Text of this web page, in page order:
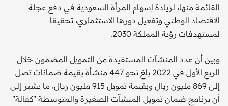
القائمة منها، لزيادة إسهام المرأة السعودية في دفع عجلة
الاقتصاد الوطني وتفعيل دورها الاستثماري، تحقيقا
لمستهدفات رؤية المملكة 2030.
وبين أن عدد المنشآت المستفيدة من التمويل المضمون خلال
الربع الأول في 2022 بلغ نحو 447 منشأة بقيمة ضمانات تصل
إلى 869 مليون ريال وبقيمة تمويل 915 مليون ريال، ما يشير إلى
أن برنامج ضمان تمويل المنشآت الصغيرة والمتوسطة "كفالة"